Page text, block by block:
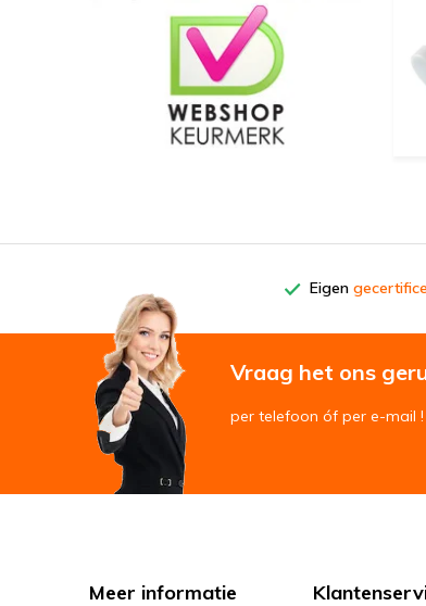
Eigen
Vraag het ons
per telefoon óf per e-mail !
Meer informatie